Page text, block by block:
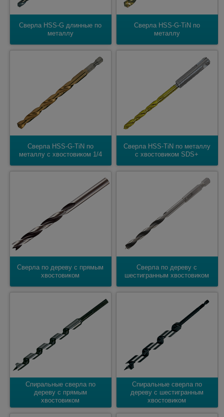
Сверла HSS-G длинные по
металлу
Сверла HSS-G-TiN по
металлу
Сверла HSS-G-TiN по
металлу с хвостовиком 1/4
Cверла HSS-TiN по металлу
с хвостовиком SDS+
Сверла по дереву с прямым
хвостовиком
Сверла по дереву с
шестигранным хвостовиком
Спиральные сверла по
дереву с прямым
хвостовиком
Спиральные сверла по
дереву с шестигранным
хвостовиком